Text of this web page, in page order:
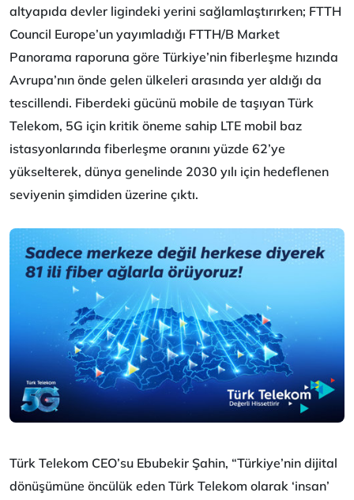
altyapıda devler ligindeki yerini sağlamlaştırırken; FTTH
Council Europe’un yayımladığı FTTH/B Market
Panorama raporuna göre Türkiye’nin fiberleşme hızında
Avrupa’nın önde gelen ülkeleri arasında yer aldığı da
tescillendi. Fiberdeki gücünü mobile de taşıyan Türk
Telekom, 5G için kritik öneme sahip LTE mobil baz
istasyonlarında fiberleşme oranını yüzde 62’ye
yükselterek, dünya genelinde 2030 yılı için hedeflenen
seviyenin şimdiden üzerine çıktı.
Türk Telekom CEO’su Ebubekir Şahin, “Türkiye’nin dijital
dönüşümüne öncülük eden Türk Telekom olarak ‘insan’